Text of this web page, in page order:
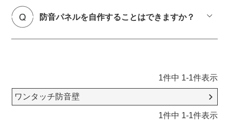
防音パネルを自作することはできますか？
1件中 1-1件表示
ワンタッチ防音壁
1件中 1-1件表示